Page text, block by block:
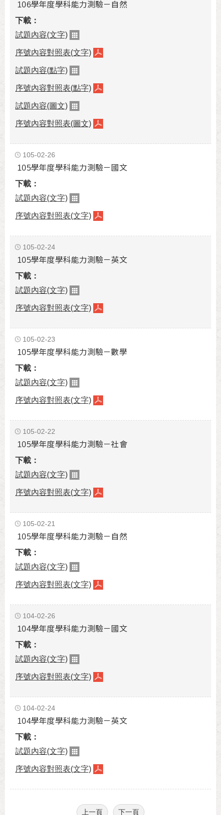
106學年度學科能力測驗－自然
試題內容(文字)
序號內容對照表(文字)
試題內容(點字)
序號內容對照表(點字)
試題內容(圖文)
序號內容對照表(圖文)
105-02-26
105學年度學科能力測驗－國文
試題內容(文字)
序號內容對照表(文字)
105-02-24
105學年度學科能力測驗－英文
試題內容(文字)
序號內容對照表(文字)
105-02-23
105學年度學科能力測驗－數學
試題內容(文字)
序號內容對照表(文字)
105-02-22
105學年度學科能力測驗－社會
試題內容(文字)
序號內容對照表(文字)
105-02-21
105學年度學科能力測驗－自然
試題內容(文字)
序號內容對照表(文字)
104-02-26
104學年度學科能力測驗－國文
試題內容(文字)
序號內容對照表(文字)
104-02-24
104學年度學科能力測驗－英文
試題內容(文字)
序號內容對照表(文字)
上一頁 下一頁